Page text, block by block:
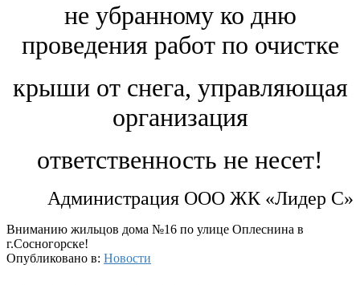
не убранному ко дню
проведения работ по очистке
крыши от снега, управляющая
организация
ответственность не несет!
Администрация ООО ЖК «Лидер С»
Вниманию жильцов дома №16 по улице Оплеснина в
г.Сосногорске!
Опубликовано в: Новости